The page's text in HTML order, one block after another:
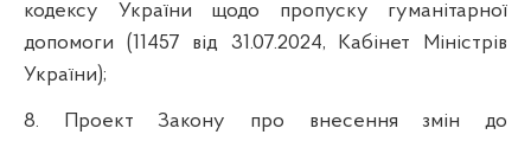
кодексу України щодо пропуску гуманітарної
допомоги (11457 від 31.07.2024, Кабінет Міністрів
України);
8. Проект Закону про внесення змін до